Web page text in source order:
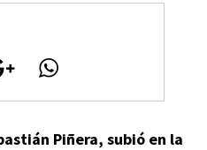
Piñera, subió en la